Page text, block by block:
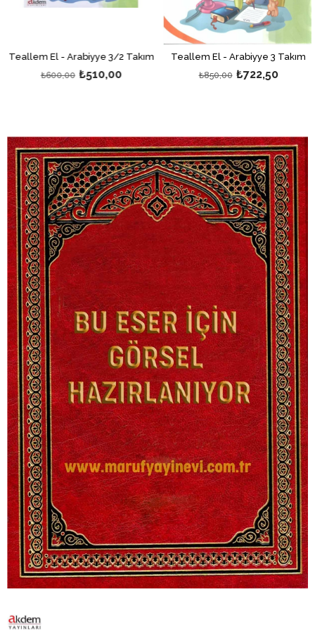
Teallem El - Arabiyye 3/2 Takım
₺510,00
₺600,00
Teallem El - Arabiyye 3 Takım
₺722,50
₺850,00